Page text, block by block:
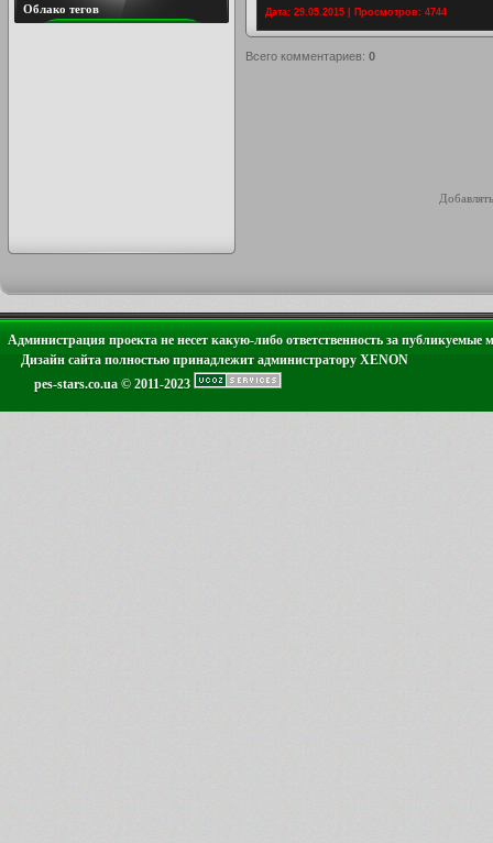
Дата: 29.05.2015 | Просмотров: 4744
Всего комментариев: 0
Облако тегов
Администрация проекта не несет какую-либо ответственность за публикуемые
Дизайн сайта полностью принадлежит администратору XENON
pes-stars.co.ua © 2011-2023